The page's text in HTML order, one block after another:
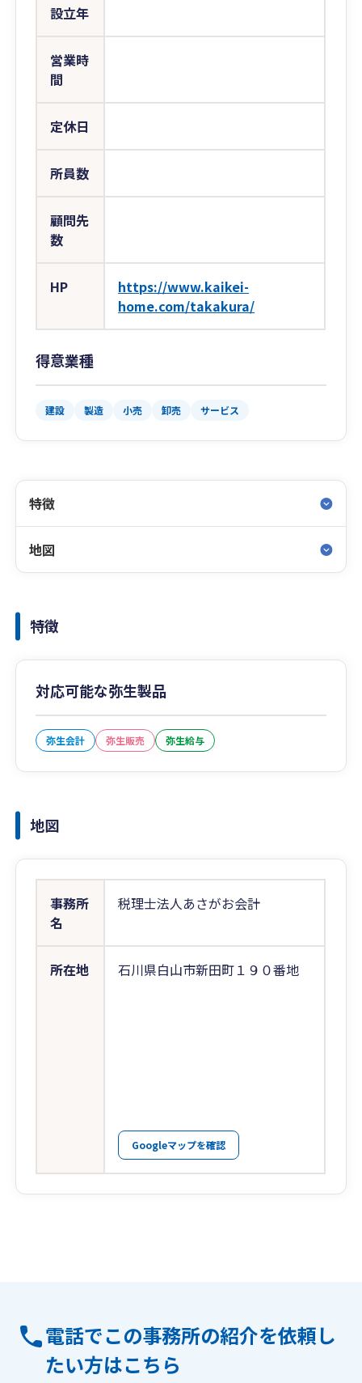
設立年
営業時
間
定休日
所員数
顧問先
数
HP
https://www.kaikei-
home.com/takakura/
得意業種
建設 製造 小売 卸売 サービス
特徴
地図
特徴
対応可能な弥生製品
弥生会計 弥生販売 弥生給与
地図
事務所
名
税理士法人あさがお会計
所在地 石川県白山市新田町１９０番地
Googleマップを確認
電話でこの事務所の紹介を依頼し
たい方はこちら